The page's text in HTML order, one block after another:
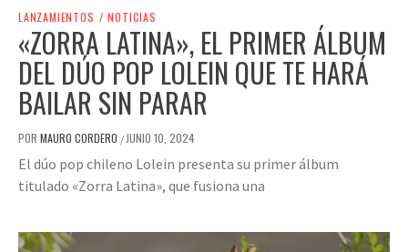
LANZAMIENTOS / NOTICIAS
«ZORRA LATINA», EL PRIMER ÁLBUM
DEL DÚO POP LOLEIN QUE TE HARÁ
BAILAR SIN PARAR
POR MAURO CORDERO / JUNIO 10, 2024
El dúo pop chileno Lolein presenta su primer álbum
titulado «Zorra Latina», que fusiona una